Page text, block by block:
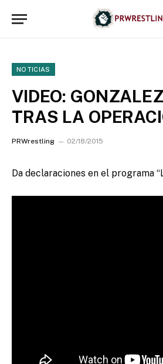
NOTICIAS
VIDEO:
TRAS LA
PRWrestling 02/18/2015
Da declaraciones en el programa